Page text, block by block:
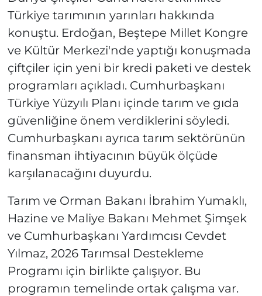
Türkiye tarımının yarınları hakkında
konuştu. Erdoğan, Beştepe Millet Kongre
ve Kültür Merkezi'nde yaptığı konuşmada
çiftçiler için yeni bir kredi paketi ve destek
programları açıkladı. Cumhurbaşkanı
Türkiye Yüzyılı Planı içinde tarım ve gıda
güvenliğine önem verdiklerini söyledi.
Cumhurbaşkanı ayrıca tarım sektörünün
finansman ihtiyacının büyük ölçüde
karşılanacağını duyurdu.
Tarım ve Orman Bakanı İbrahim Yumaklı,
Hazine ve Maliye Bakanı Mehmet Şimşek
ve Cumhurbaşkanı Yardımcısı Cevdet
Yılmaz, 2026 Tarımsal Destekleme
Programı için birlikte çalışıyor. Bu
programın temelinde ortak çalışma var.